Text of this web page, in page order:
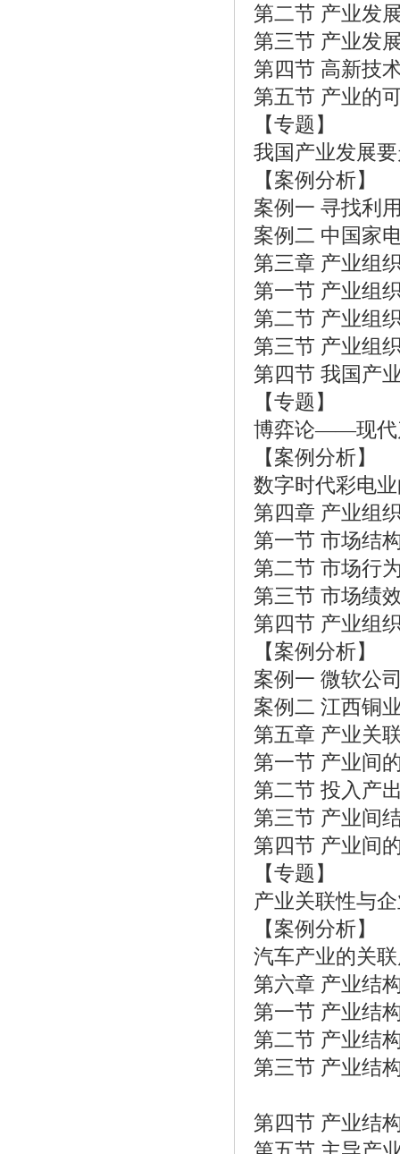
第二节 产业发
第三节 产业发
第四节 高新技
第五节 产业的
【专题】
我国产业发展
【案例分析】
案例一 寻找利
案例二 中国家
第三章 产业组
第一节 产业组
第二节 产业组
第三节 产业组
第四节 我国产
【专题】
博弈论——现代
【案例分析】
数字时代彩电
第四章 产业组
第一节 市场结
第二节 市场行
第三节 市场绩
第四节 产业组
【案例分析】
案例一 微软公
案例二 江西铜
第五章 产业关
第一节 产业间
第二节 投入产
第三节 产业间
第四节 产业间
【专题】
产业关联性与
【案例分析】
汽车产业的关
第六章 产业结
第一节 产业结
第二节 产业结
第三节 产业结
第四节 产业结